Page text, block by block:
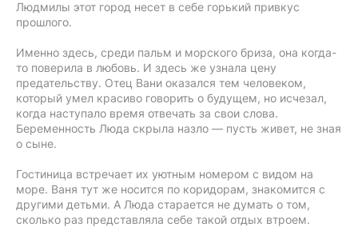
Людмилы этот город несет в себе горький привкус
прошлого.
Именно здесь, среди пальм и морского бриза, она когда-
то поверила в любовь. И здесь же узнала цену
предательству. Отец Вани оказался тем человеком,
который умел красиво говорить о будущем, но исчезал,
когда наступало время отвечать за свои слова.
Беременность Люда скрыла назло — пусть живет, не зная
о сыне.
Гостиница встречает их уютным номером с видом на
море. Ваня тут же носится по коридорам, знакомится с
другими детьми. А Люда старается не думать о том,
сколько раз представляла себе такой отдых втроем.